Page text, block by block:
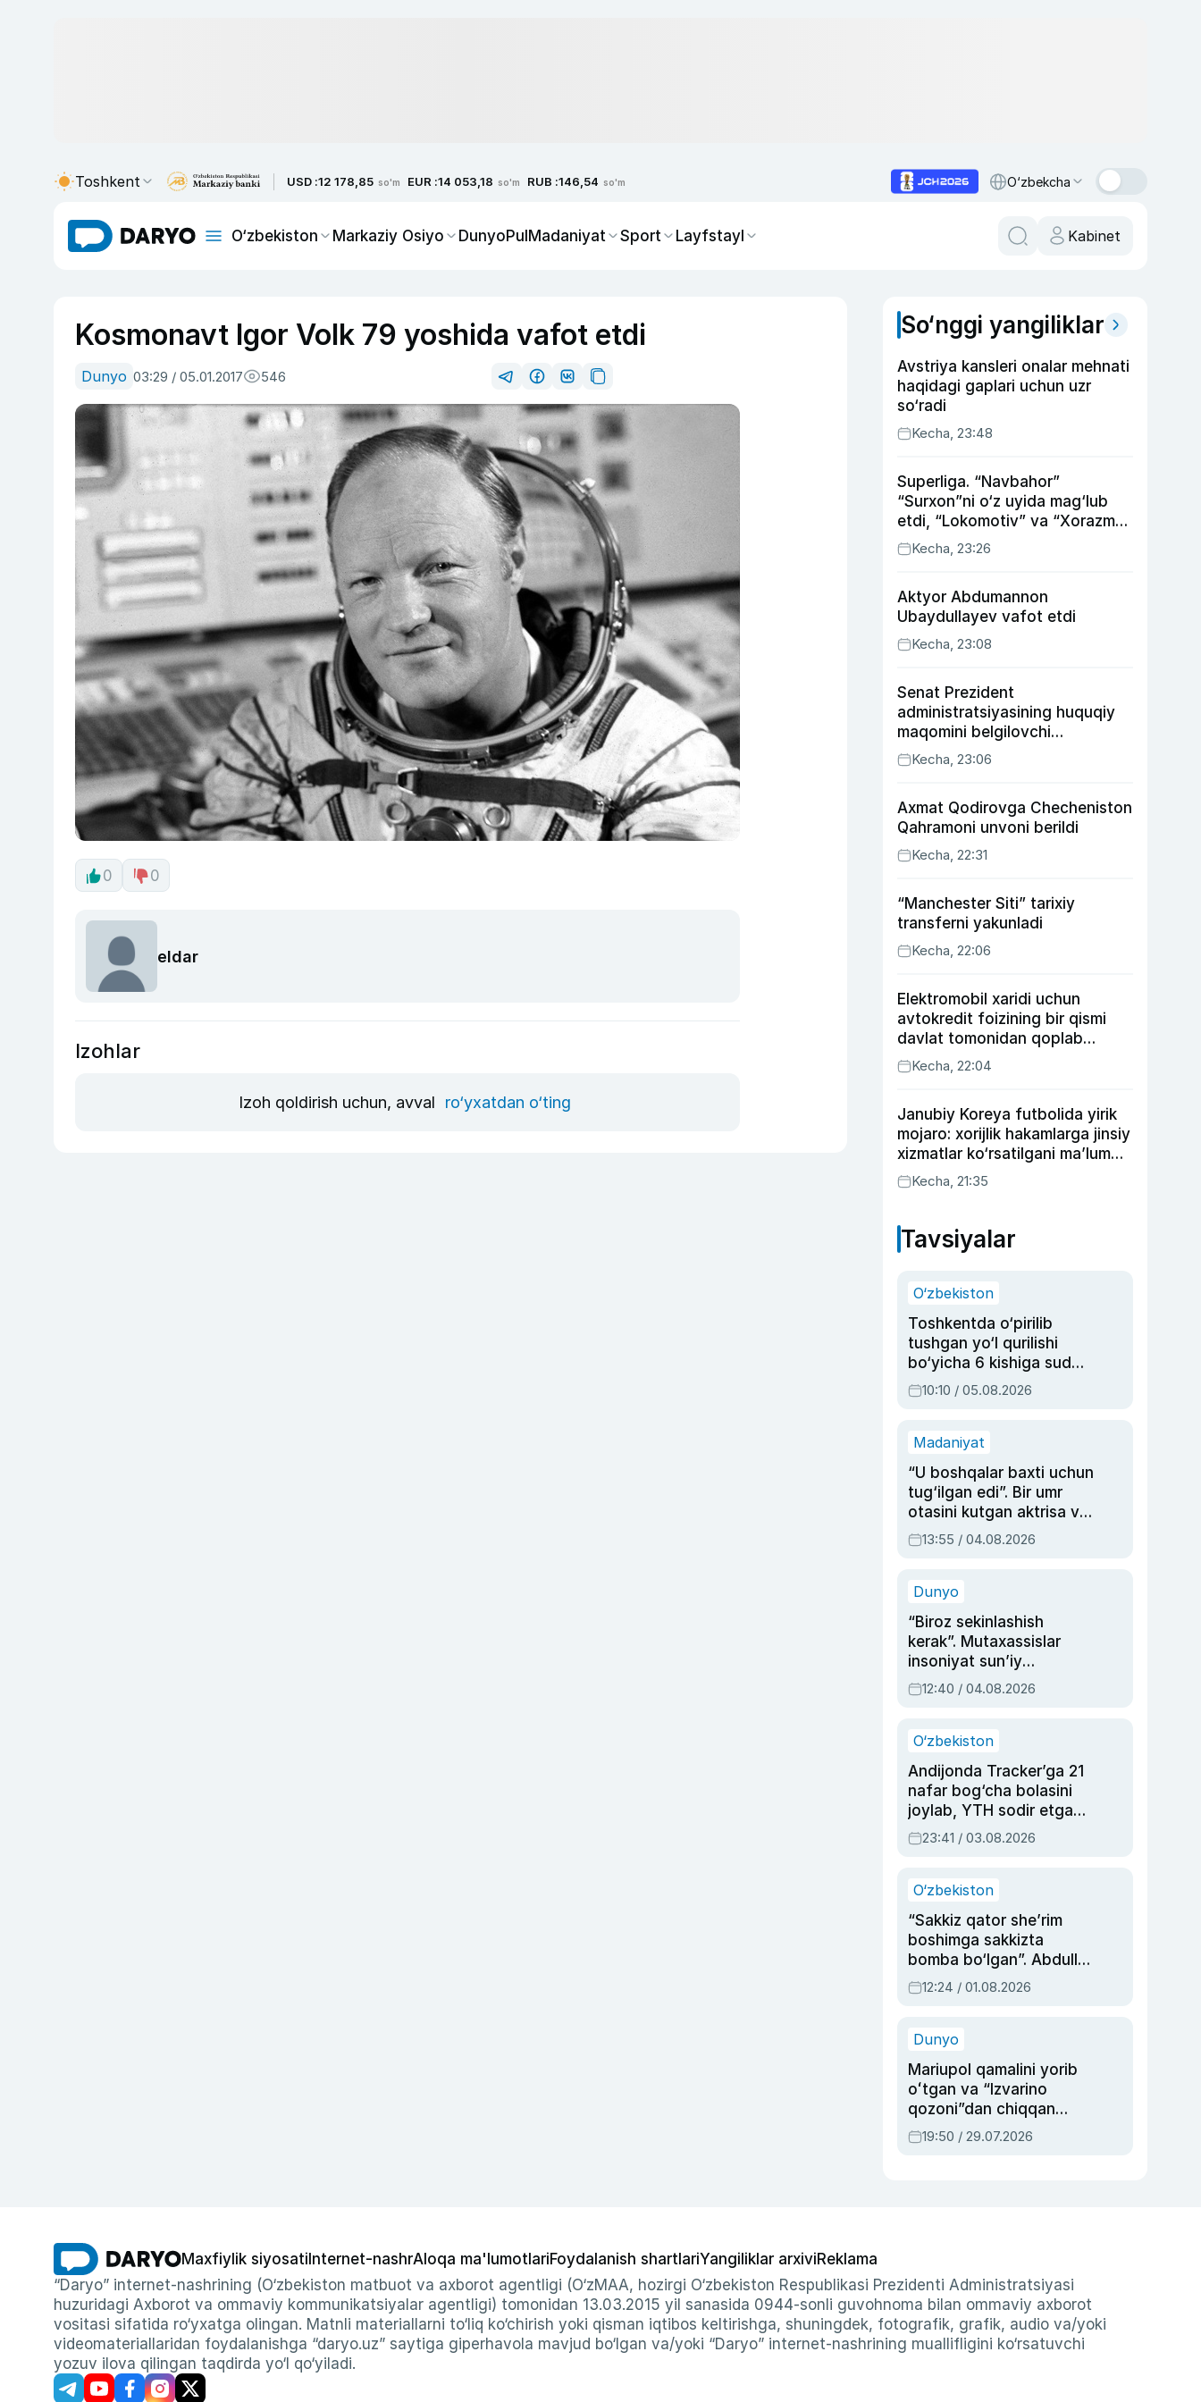
Toshkent USD :12 178,85 so'm EUR :14 053,18 so'm RUB :146,54 so'm O‘zbekcha
O‘zbekiston Markaziy Osiyo DunyoPulMadaniyat Sport Layfstayl Kabinet
Kosmonavt Igor Volk 79 yoshida vafot etdi
Dunyo 03:29 / 05.01.2017 546
0 0
eldar
Izohlar
Izoh qoldirish uchun, avval ro‘yxatdan o‘ting
So‘nggi yangiliklar
Avstriya kansleri onalar mehnati
haqidagi gaplari uchun uzr
so‘radi
Kecha, 23:48
Superliga. “Navbahor”
“Surxon”ni o‘z uyida mag‘lub
etdi, “Lokomotiv” va “Xorazm”
uyda g‘alaba qozondi
Kecha, 23:26
Aktyor Abdu­mannon
Ubaydullayev vafot etdi
Kecha, 23:08
Senat Prezident
administratsiyasining huquqiy
maqomini belgilovchi
konstitutsiyaviy qonunni
ma’qulladi
Kecha, 23:06
Axmat Qodirovga Checheniston
Qahramoni unvoni berildi
Kecha, 22:31
“Manchester Siti” tarixiy
transferni yakunladi
Kecha, 22:06
Elektromobil xaridi uchun
avtokredit foizining bir qismi
davlat tomonidan qoplab
berilishi mumkin
Kecha, 22:04
Janubiy Koreya futbolida yirik
mojaro: xorijlik hakamlarga jinsiy
xizmatlar ko‘rsatilgani ma’lum
qilindi
Kecha, 21:35
Tavsiyalar
O‘zbekiston
Toshkentda o‘pirilib
tushgan yo‘l qurilishi
bo‘yicha 6 kishiga sud
hukmi o‘qildi
10:10 / 05.08.2026
Madaniyat
“U boshqalar baxti uchun
tug‘ilgan edi”. Bir umr
otasini kutgan aktrisa va
dublyaj ustasi Rimma
Ahmedovaning
13:55 / 04.08.2026
Dunyo
“Biroz sekinlashish
kerak”. Mutaxassislar
insoniyat sun’iy
intellektni boshqara
olmay qolishidan xavotir
12:40 / 04.08.2026
O‘zbekiston
Andijonda Tracker’ga 21
nafar bog‘cha bolasini
joylab, YTH sodir etgan
ayolga sud hukmi o‘qildi
23:41 / 03.08.2026
O‘zbekiston
“Sakkiz qator she’rim
boshimga sakkizta
bomba bo‘lgan”. Abdulla
Oripovni siyosiy
ayblovlardan asrab
12:24 / 01.08.2026
Dunyo
Mariupol qamalini yorib
oʻtgan va “Izvarino
qozoni”dan chiqqan
qahramon — Ukraina
armiyasi bosh
19:50 / 29.07.2026
Maxfiylik siyosati Internet-nashrAloqa ma'lumotlariFoydalanish shartlariYangiliklar arxiviReklama
“Daryo” internet-nashrining (O‘zbekiston matbuot va axborot agentligi (O‘zMAA, hozirgi O‘zbekiston Respublikasi Prezidenti Administratsiyasi
huzuridagi Axborot va ommaviy kommunikatsiyalar agentligi) tomonidan 13.03.2015 yil sanasida 0944-sonli guvohnoma bilan ommaviy axborot
vositasi sifatida ro‘yxatga olingan. Matnli materiallarni to‘liq ko‘chirish yoki qisman iqtibos keltirishga, shuningdek, fotografik, grafik, audio va/yoki
videomateriallaridan foydalanishga “daryo.uz” saytiga giperhavola mavjud bo‘lgan va/yoki “Daryo” internet-nashrining muallifligini ko‘rsatuvchi
yozuv ilova qilingan taqdirda yo‘l qo‘yiladi.